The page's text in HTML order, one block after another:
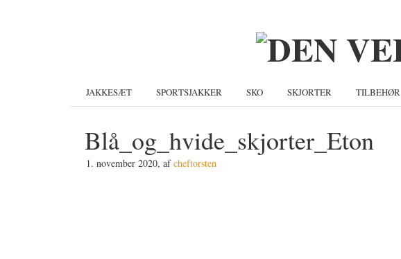
JAKKESÆT SPORTSJAKKER SKO SKJORTER TILBEHØR
Blå_og_hvide_skjorter_Eton
1. november 2020, afcheftorsten